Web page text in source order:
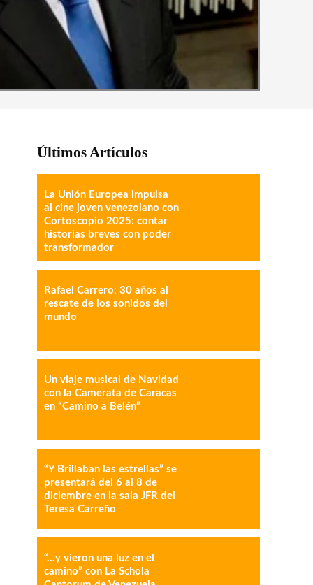
IMPRESIÓN COPY URL
Últimos Artículos
La Unión Europea impulsa
al cine joven venezolano con
Cortoscopio 2025: contar
historias breves con poder
transformador
Rafael Carrero: 30 años al
rescate de los sonidos del
mundo
Un viaje musical de Navidad
con la Camerata de Caracas
en “Camino a Belén”
“Y Brillaban las estrellas” se
presentará del 6 al 8 de
diciembre en la sala JFR del
Teresa Carreño
“…y vieron una luz en el
camino” con La Schola